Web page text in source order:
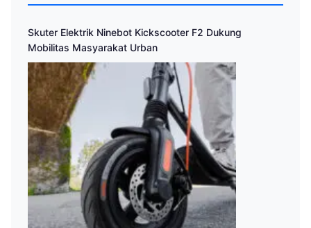
Skuter Elektrik Ninebot Kickscooter F2 Dukung
Mobilitas Masyarakat Urban